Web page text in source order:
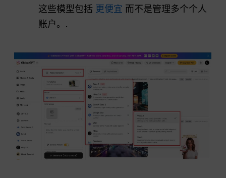
这些模型包括 更便宜 而不是管理多个个人
账户。.